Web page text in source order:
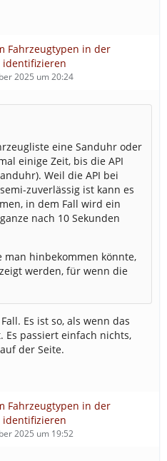
Fahrzeugtypen in der
identifizieren
2025 um 20:24
eine Sanduhr oder
einige Zeit, bis die API
Weil die API bei
zuverlässig ist kann es
in dem Fall wird ein
nach 10 Sekunden
man hinbekommen könnte,
werden, für wenn die
Es ist so, als wenn das
passiert einfach nichts,
der Seite.
Fahrzeugtypen in der
identifizieren
2025 um 19:52